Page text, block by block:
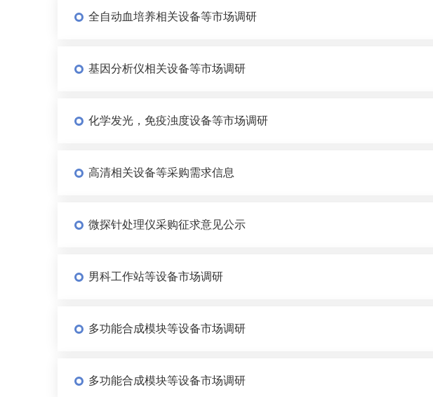
全自动血培养相关设备等市场调研
基因分析仪相关设备等市场调研
化学发光，免疫浊度设备等市场调研
高清相关设备等采购需求信息
微探针处理仪采购征求意见公示
男科工作站等设备市场调研
多功能合成模块等设备市场调研
多功能合成模块等设备市场调研